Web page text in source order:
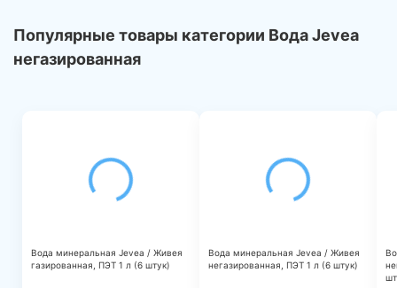
Популярные товары категории Вода Jevea
негазированная
Вода минеральная Jevea / Живея
газированная, ПЭТ 1 л (6 штук)
Вода минеральная Jevea / Живея
негазированная, ПЭТ 1 л (6 штук)